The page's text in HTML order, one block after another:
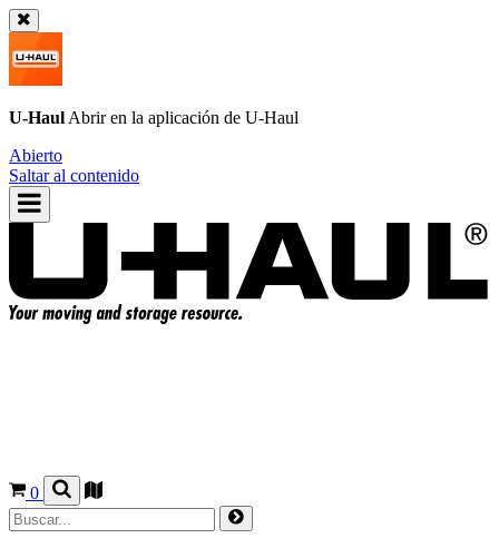
U-Haul Abrir en la aplicación de U-Haul
Abierto
Saltar al contenido
0